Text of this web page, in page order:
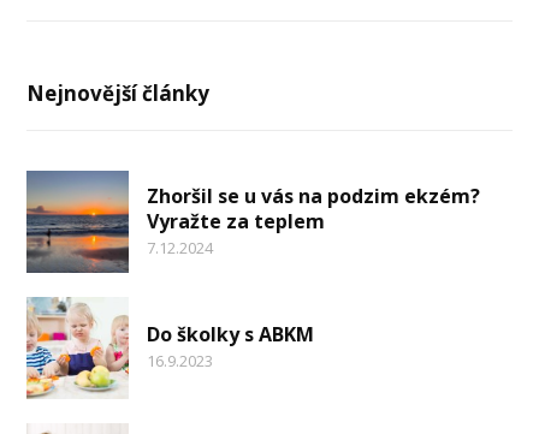
Nejnovější články
Zhoršil se u vás na podzim ekzém?
Vyražte za teplem
7.12.2024
Do školky s ABKM
16.9.2023